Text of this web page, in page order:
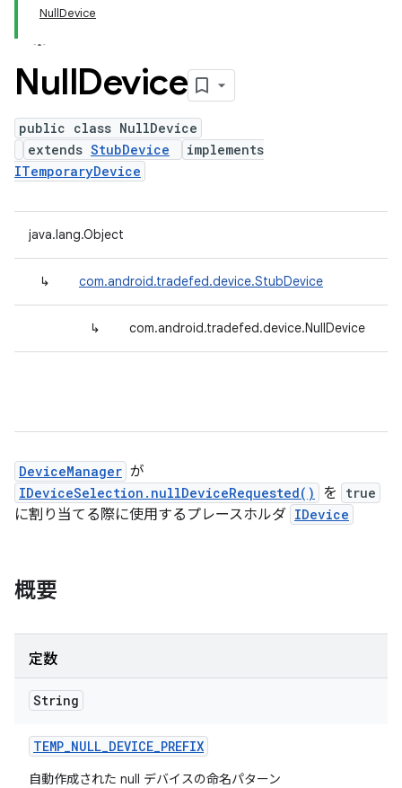
NullDevice
NullDevice
public class NullDevice
extends StubDevice
implements
ITemporaryDevice
java.lang.Object
↳ com.android.tradefed.device.StubDevice
↳ com.android.tradefed.device.NullDevice
DeviceManager が
IDeviceSelection.nullDeviceRequested() を true
に割り当てる際に使用するプレースホルダ IDevice
概要
定数
String
TEMP_NULL_DEVICE_PREFIX
自動作成された null デバイスの命名パターン